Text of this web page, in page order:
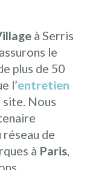
à Serris
le
plus de 50
l’entretien
Nous
réseau de
à Paris,